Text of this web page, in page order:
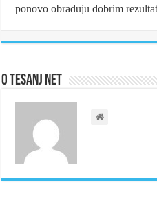
ponovo obraduju dobrim
O Tesanj Net